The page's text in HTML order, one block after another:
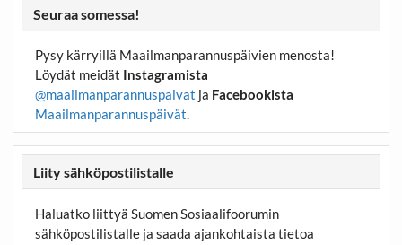
Seuraa somessa!
Pysy kärryillä Maailmanparannuspäivien menosta!
Löydät meidät Instagramista
@maailmanparannuspaivat ja Facebookista
Maailmanparannuspäivät.
Liity sähköpostilistalle
Haluatko liittyä Suomen Sosiaalifoorumin
sähköpostilistalle ja saada ajankohtaista tietoa